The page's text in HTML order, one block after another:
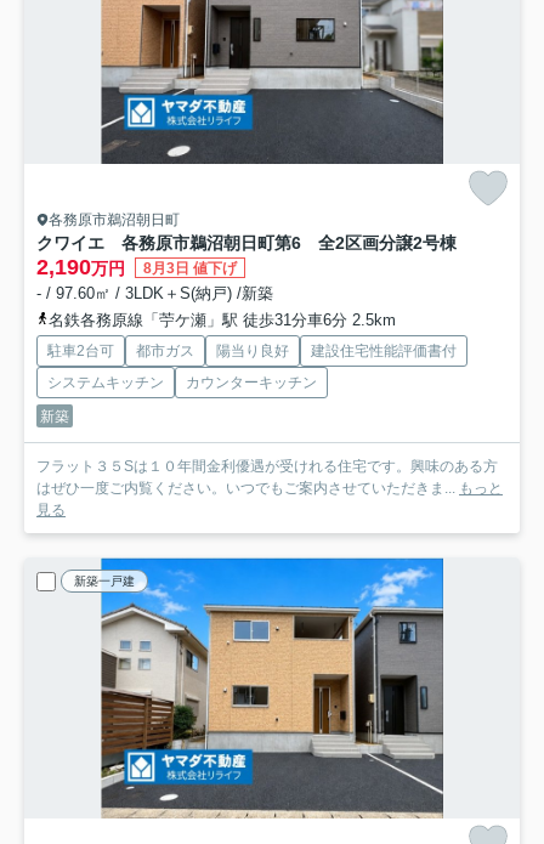
各務原市鵜沼朝日町
クワイエ 各務原市鵜沼朝日町第6 全2区画分譲2号棟
2,190万円 8月3日 値下げ
- / 97.60㎡ / 3LDK＋S(納戸) /新築
名鉄各務原線「苧ケ瀬」駅 徒歩31分車6分 2.5km
駐車2台可 都市ガス 陽当り良好
建設住宅性能評価書付
システムキッチン
カウンターキッチン
新築
フラット３５Sは１０年間金利優遇が受けれる住宅です。興味のある方
はぜひ一度ご内覧ください。いつでもご案内させていただきま... もっと
見る
新築一戸建